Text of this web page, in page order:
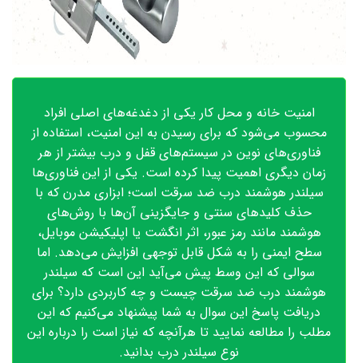
امنیت خانه و محل کار یکی از دغدغه‌های اصلی افراد
محسوب می‌شود که برای رسیدن به این امنیت، استفاده از
فناوری‌های نوین در سیستم‌های قفل و درب بیشتر از هر
زمان دیگری اهمیت پیدا کرده است. یکی از این فناوری‌ها
سیلندر هوشمند درب ضد سرقت است؛ ابزاری مدرن که با
حذف کلیدهای سنتی و جایگزینی آن‌ها با روش‌های
هوشمند مانند رمز عبور، اثر انگشت یا اپلیکیشن موبایل،
سطح ایمنی را به شکل قابل توجهی افزایش می‌دهد. اما
سوالی که این وسط پیش می‌آید این است که سیلندر
هوشمند درب ضد سرقت چیست و چه کاربردی دارد؟ برای
دریافت پاسخ این سوال به شما پیشنهاد می‌کنیم که این
مطلب را مطالعه نمایید تا هرآنچه که نیاز است را درباره این
نوع سیلندر درب بدانید.